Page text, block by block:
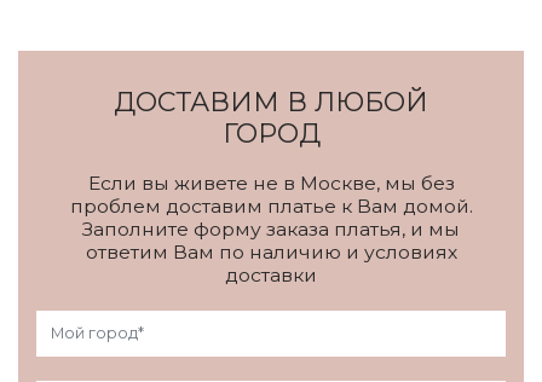
ДОСТАВИМ В ЛЮБОЙ
ГОРОД
Если вы живете не в Москве, мы без
проблем доставим платье к Вам домой.
Заполните форму заказа платья, и мы
ответим Вам по наличию и условиях
доставки